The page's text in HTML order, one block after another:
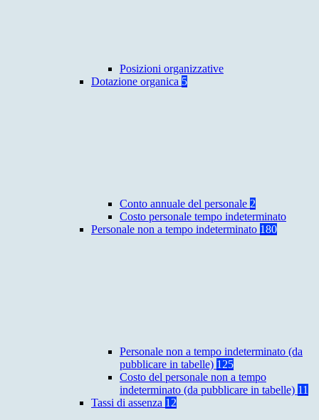
Posizioni organizzative
Dotazione organica 5
Conto annuale del personale 2
Costo personale tempo indeterminato
Personale non a tempo indeterminato 180
Personale non a tempo indeterminato (da
pubblicare in tabelle) 125
Costo del personale non a tempo
indeterminato (da pubblicare in tabelle) 11
Tassi di assenza 12